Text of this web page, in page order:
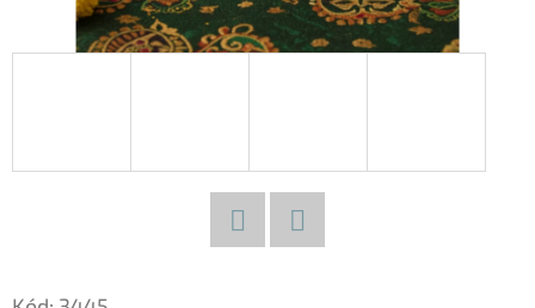
HLEDAT
D